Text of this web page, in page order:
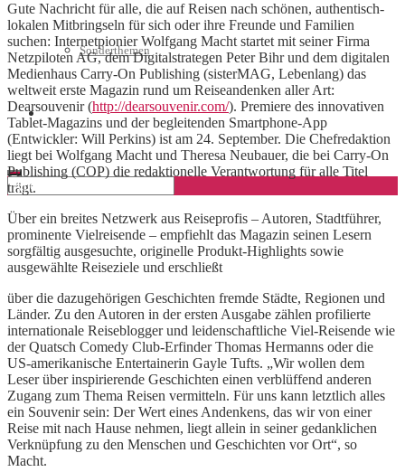
Sonderthemen
Geschäftskonto eröffnen
Gute Nachricht für alle, die auf Reisen nach schönen, authentisch-
lokalen Mitbringseln für sich oder ihre Freunde und Familien
suchen: Internetpionier Wolfgang Macht startet mit seiner Firma
Netzpiloten AG, dem Digitalstrategen Peter Bihr und dem digitalen
Medienhaus Carry-On Publishing (sisterMAG, Lebenlang) das
weltweit erste Magazin rund um Reiseandenken aller Art:
Dearsouvenir (http://dearsouvenir.com/). Premiere des innovativen
Tablet-Magazins und der begleitenden Smartphone-App
(Entwickler: Will Perkins) ist am 24. September. Die Chefredaktion
liegt bei Wolfgang Macht und Theresa Neubauer, die bei Carry-On
Publishing (COP) die redaktionelle Verantwortung für alle Titel
trägt.
Über ein breites Netzwerk aus Reiseprofis – Autoren, Stadtführer,
prominente Vielreisende – empfiehlt das Magazin seinen Lesern
sorgfältig ausgesuchte, originelle Produkt-Highlights sowie
ausgewählte Reiseziele und erschließt
über die dazugehörigen Geschichten fremde Städte, Regionen und
Länder. Zu den Autoren in der ersten Ausgabe zählen profilierte
internationale Reiseblogger und leidenschaftliche Viel-Reisende wie
der Quatsch Comedy Club-Erfinder Thomas Hermanns oder die
US-amerikanische Entertainerin Gayle Tufts. „Wir wollen dem
Leser über inspirierende Geschichten einen verblüffend anderen
Zugang zum Thema Reisen vermitteln. Für uns kann letztlich alles
ein Souvenir sein: Der Wert eines Andenkens, das wir von einer
Reise mit nach Hause nehmen, liegt allein in seiner gedanklichen
Verknüpfung zu den Menschen und Geschichten vor Ort“, so
Macht.